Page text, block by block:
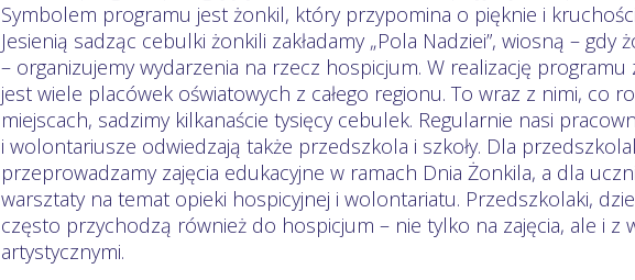
Symbolem programu jest żonkil, który przypomina o pięknie i
Jesienią sadząc cebulki żonkili zakładamy „Pola Nadziei”, wiosną – gdy
– organizujemy wydarzenia na rzecz hospicjum. W realizację programu
jest wiele placówek oświatowych z całego regionu. To wraz z nimi, co
miejscach, sadzimy kilkanaście tysięcy cebulek. Regularnie nasi
i wolontariusze odwiedzają także przedszkola i szkoły. Dla
przeprowadzamy zajęcia edukacyjne w ramach Dnia Żonkila, a dla
warsztaty na temat opieki hospicyjnej i wolontariatu. Przedszkolaki,
często przychodzą również do hospicjum – nie tylko na zajęcia, ale i z
artystycznymi.